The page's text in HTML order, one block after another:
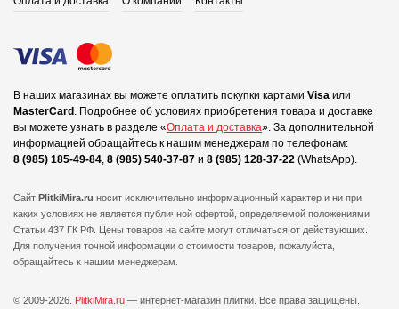
В наших магазинах вы можете оплатить покупки картами Visa или
MasterCard Подробнее об условиях приобретения товара и доставке
вы можете узнать в разделе «Оплата и доставка». За дополнительной
информацией обращайтесь к нашим менеджерам по телефонам:
8 (985) 185-49-84 8 (985) 540-37-87 и 8 (985) 128-37-22 (WhatsApp).
Сайт PlitkiMira.ru носит исключительно информационный характер и ни при
каких условиях не является публичной офертой, определяемой положениями
Статьи 437 ГК РФ. Цены товаров на сайте могут отличаться от действующих.
Для получения точной информации о стоимости товаров, пожалуйста,
обращайтесь к нашим менеджерам.
© 2009-2026. PlitkiMira.ru — интернет-магазин плитки. Все права защищены.